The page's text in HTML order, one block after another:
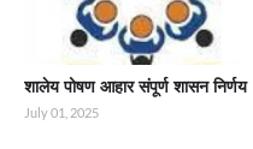
शालेय पोषण आहार संपूर्ण शासन निर्णय
July 01, 2025